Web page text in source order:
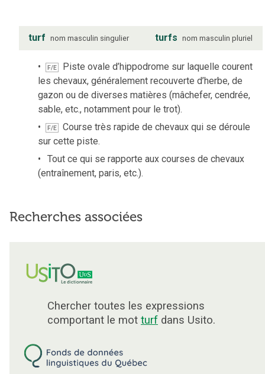
turf nom masculin singulier turfs nom masculin pluriel
F/E
Piste ovale d’hippodrome sur laquelle courent
les chevaux, généralement recouverte d’herbe, de
gazon ou de diverses matières (mâchefer, cendrée,
sable, etc., notamment pour le trot).
F/E
Course très rapide de chevaux qui se déroule
sur cette piste.
Tout ce qui se rapporte aux courses de chevaux
(entraînement, paris, etc.).
Recherches associées
Chercher toutes les expressions
comportant le mot turf dans Usito.